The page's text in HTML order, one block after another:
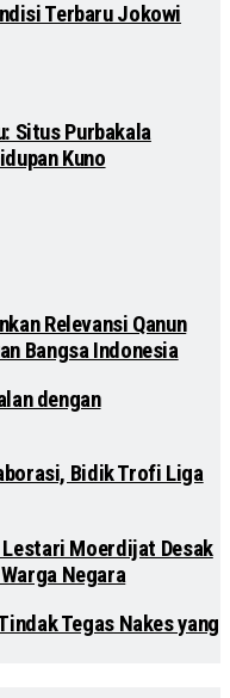
Terbaru Jokowi
Situs Purbakala
Kuno
Relevansi Qanun
Bangsa Indonesia
dengan
Bidik Trofi Liga
Lestari Moerdijat Desak
Negara
Tegas Nakes yang